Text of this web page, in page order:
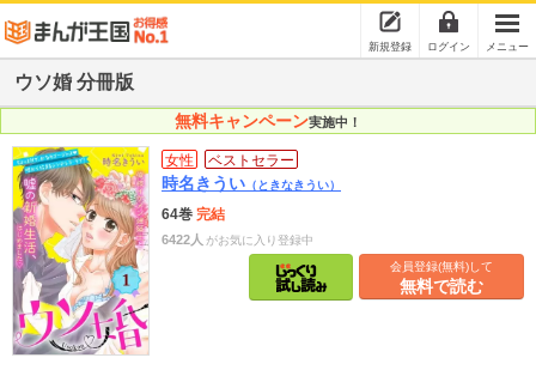
新規登録 ログイン メニュー
ウソ婚 分冊版
無料キャンペーン実施中！
女性 ベストセラー
時名きうい （ときなきうい）
64巻 完結
6422人 がお気に入り登録中
会員登録(無料)して
無料で読む